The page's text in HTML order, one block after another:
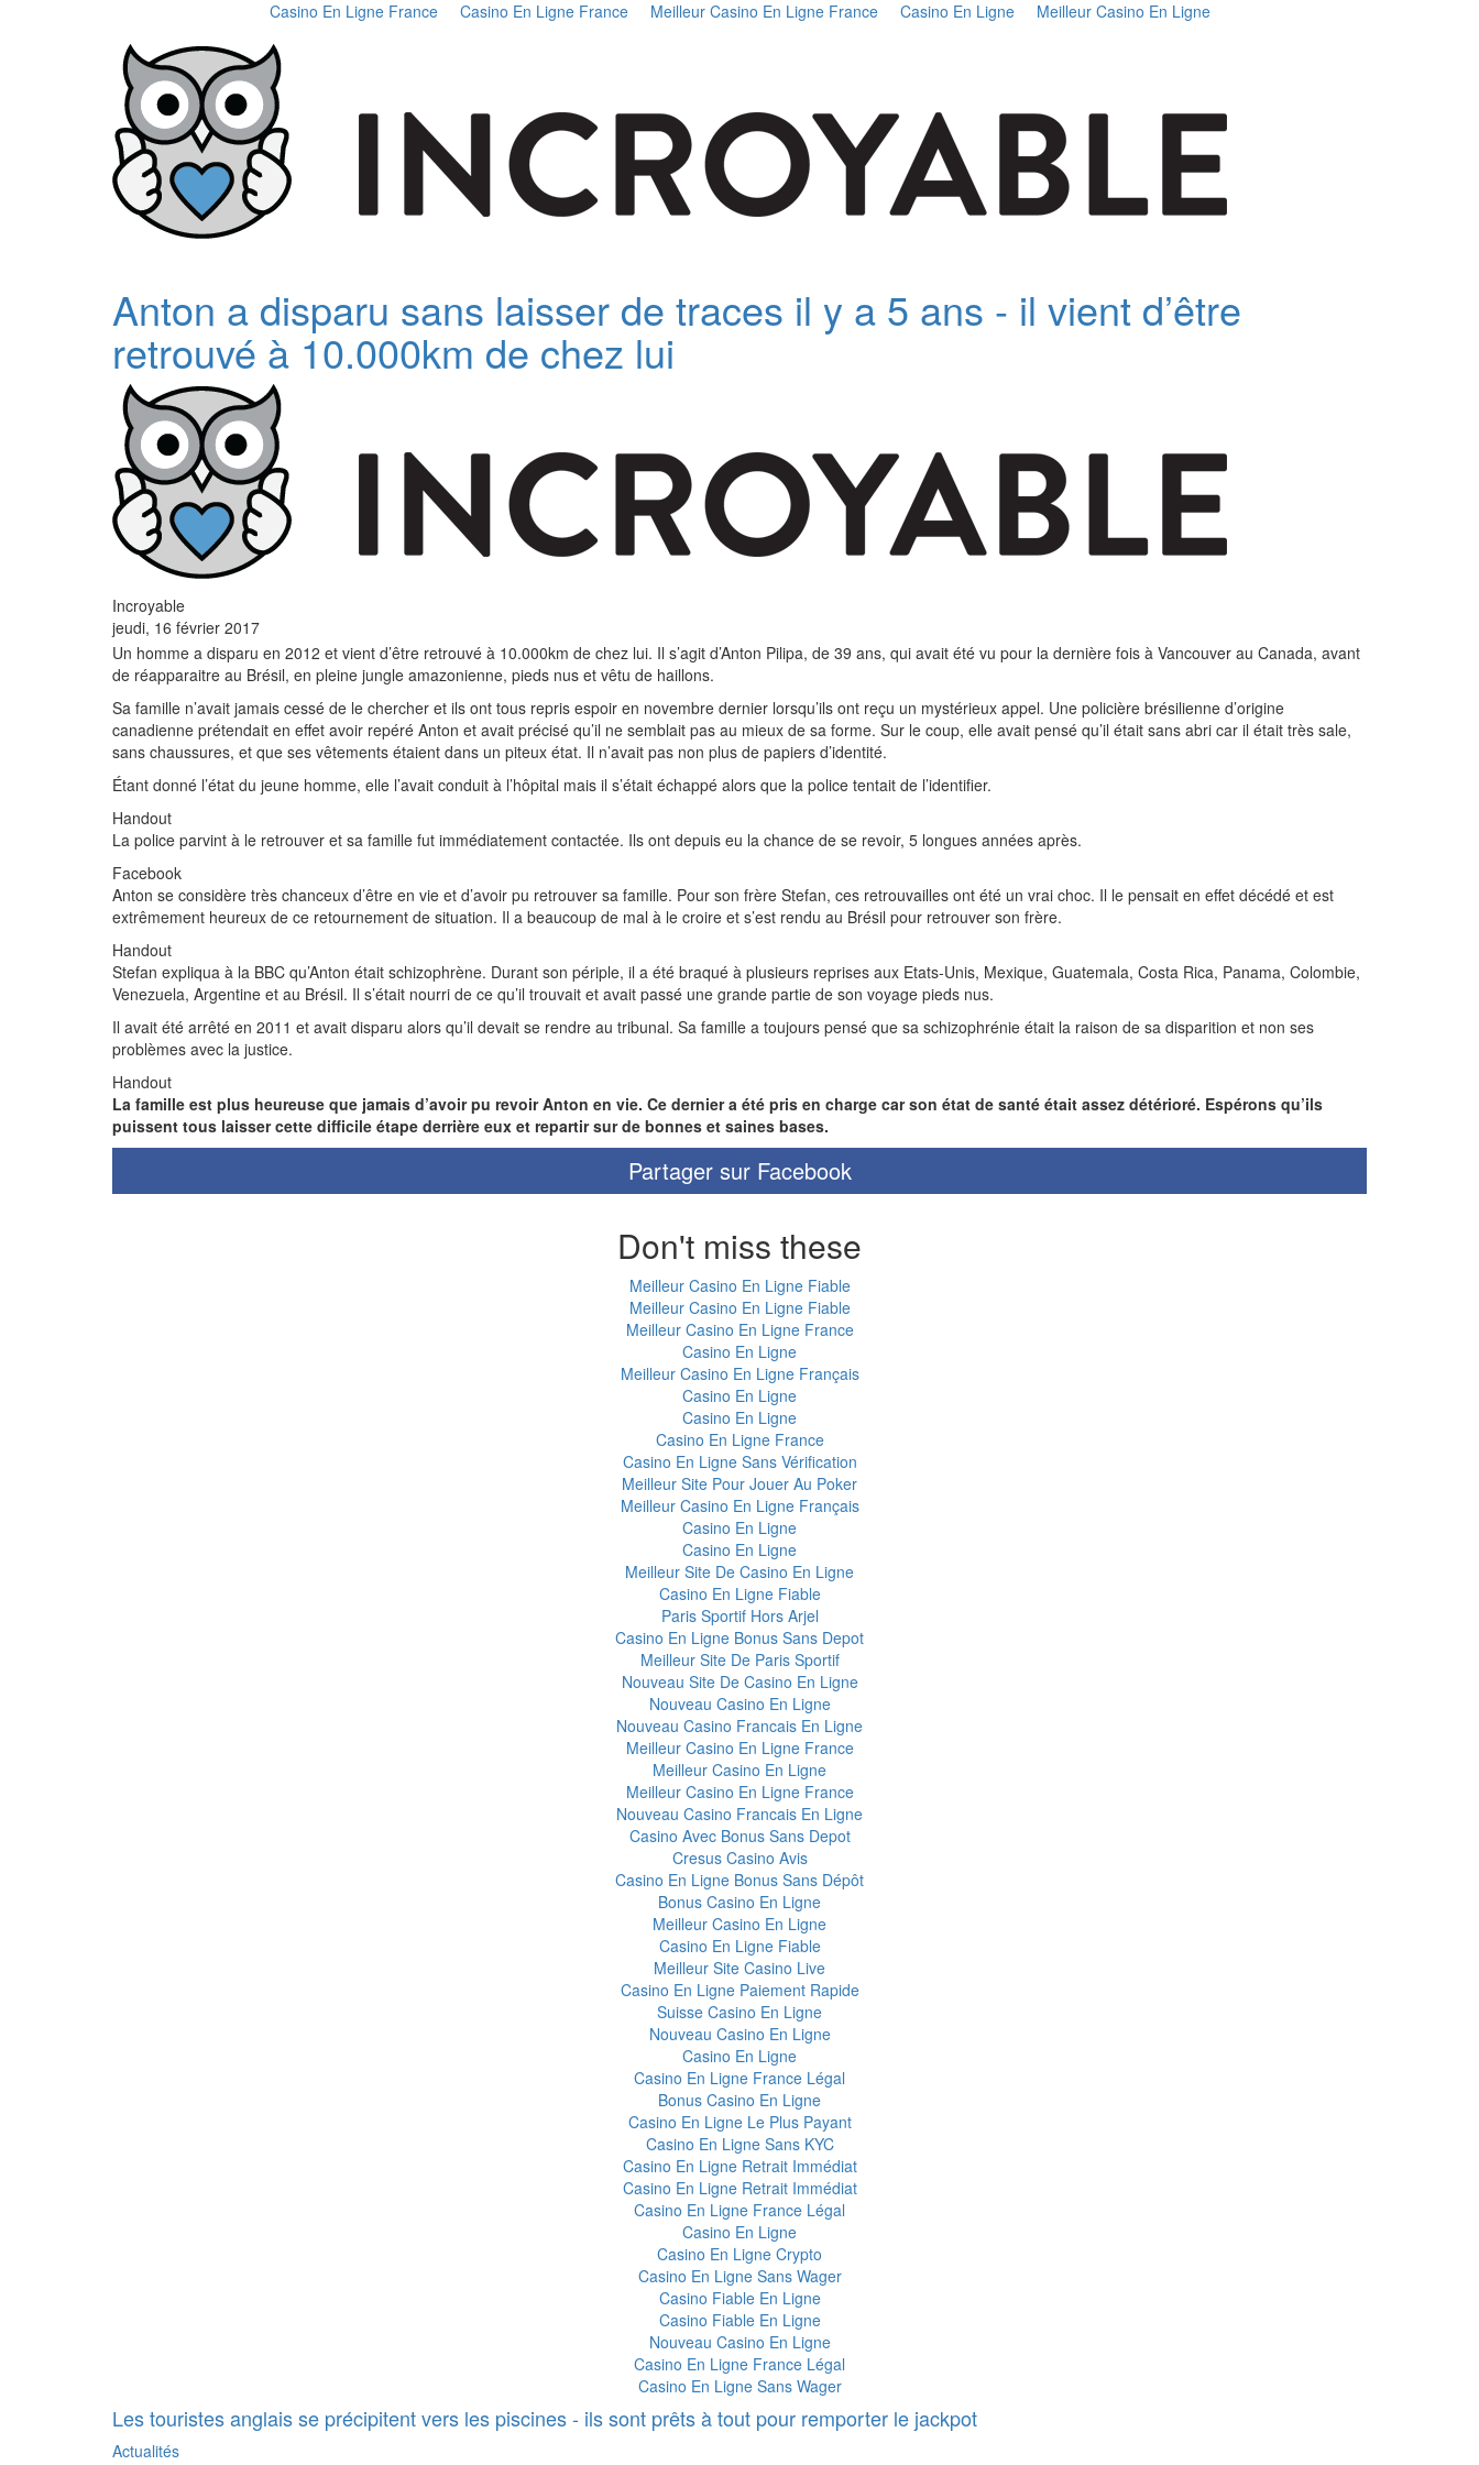
Casino En Ligne France Casino En Ligne France Meilleur Casino En Ligne France Casino En Ligne
Meilleur Casino En Ligne
Anton a disparu sans laisser de traces il y a 5 ans - il vient d’être
retrouvé à 10.000km de chez lui
Incroyable
jeudi, 16 février 2017
Un homme a disparu en 2012 et vient d’être retrouvé à 10.000km de chez lui. Il s’agit d’Anton Pilipa, de 39 ans, qui avait été vu pour la dernière fois à Vancouver au Canada, avant
de réapparaitre au Brésil, en pleine jungle amazonienne, pieds nus et vêtu de haillons.
Sa famille n’avait jamais cessé de le chercher et ils ont tous repris espoir en novembre dernier lorsqu’ils ont reçu un mystérieux appel. Une policière brésilienne d’origine
canadienne prétendait en effet avoir repéré Anton et avait précisé qu’il ne semblait pas au mieux de sa forme. Sur le coup, elle avait pensé qu’il était sans abri car il était très sale,
sans chaussures, et que ses vêtements étaient dans un piteux état. Il n’avait pas non plus de papiers d’identité.
Étant donné l’état du jeune homme, elle l’avait conduit à l’hôpital mais il s’était échappé alors que la police tentait de l’identifier.
Handout
La police parvint à le retrouver et sa famille fut immédiatement contactée. Ils ont depuis eu la chance de se revoir, 5 longues années après.
Facebook
Anton se considère très chanceux d’être en vie et d’avoir pu retrouver sa famille. Pour son frère Stefan, ces retrouvailles ont été un vrai choc. Il le pensait en effet décédé et est
extrêmement heureux de ce retournement de situation. Il a beaucoup de mal à le croire et s’est rendu au Brésil pour retrouver son frère.
Handout
Stefan expliqua à la BBC qu’Anton était schizophrène. Durant son périple, il a été braqué à plusieurs reprises aux Etats-Unis, Mexique, Guatemala, Costa Rica, Panama, Colombie,
Venezuela, Argentine et au Brésil. Il s’était nourri de ce qu’il trouvait et avait passé une grande partie de son voyage pieds nus.
Il avait été arrêté en 2011 et avait disparu alors qu’il devait se rendre au tribunal. Sa famille a toujours pensé que sa schizophrénie était la raison de sa disparition et non ses
problèmes avec la justice.
Handout
La famille est plus heureuse que jamais d’avoir pu revoir Anton en vie. Ce dernier a été pris en charge car son état de santé était assez détérioré. Espérons qu’ils
puissent tous laisser cette difficile étape derrière eux et repartir sur de bonnes et saines bases.
Partager sur Facebook
Don't miss these
Meilleur Casino En Ligne Fiable
Meilleur Casino En Ligne Fiable
Meilleur Casino En Ligne France
Casino En Ligne
Meilleur Casino En Ligne Français
Casino En Ligne
Casino En Ligne
Casino En Ligne France
Casino En Ligne Sans Vérification
Meilleur Site Pour Jouer Au Poker
Meilleur Casino En Ligne Français
Casino En Ligne
Casino En Ligne
Meilleur Site De Casino En Ligne
Casino En Ligne Fiable
Paris Sportif Hors Arjel
Casino En Ligne Bonus Sans Depot
Meilleur Site De Paris Sportif
Nouveau Site De Casino En Ligne
Nouveau Casino En Ligne
Nouveau Casino Francais En Ligne
Meilleur Casino En Ligne France
Meilleur Casino En Ligne
Meilleur Casino En Ligne France
Nouveau Casino Francais En Ligne
Casino Avec Bonus Sans Depot
Cresus Casino Avis
Casino En Ligne Bonus Sans Dépôt
Bonus Casino En Ligne
Meilleur Casino En Ligne
Casino En Ligne Fiable
Meilleur Site Casino Live
Casino En Ligne Paiement Rapide
Suisse Casino En Ligne
Nouveau Casino En Ligne
Casino En Ligne
Casino En Ligne France Légal
Bonus Casino En Ligne
Casino En Ligne Le Plus Payant
Casino En Ligne Sans KYC
Casino En Ligne Retrait Immédiat
Casino En Ligne Retrait Immédiat
Casino En Ligne France Légal
Casino En Ligne
Casino En Ligne Crypto
Casino En Ligne Sans Wager
Casino Fiable En Ligne
Casino Fiable En Ligne
Nouveau Casino En Ligne
Casino En Ligne France Légal
Casino En Ligne Sans Wager
Les touristes anglais se précipitent vers les piscines - ils sont prêts à tout pour remporter le jackpot
Actualités